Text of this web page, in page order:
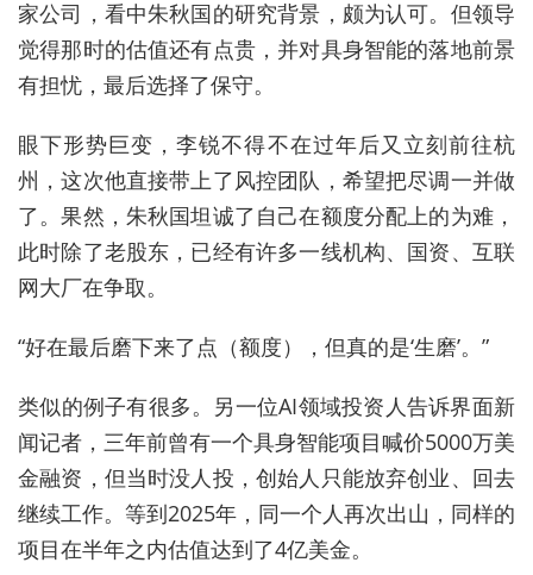
家公司，看中朱秋国的研究背景，颇为认可。但领导
觉得那时的估值还有点贵，并对具身智能的落地前景
有担忧，最后选择了保守。
眼下形势巨变，李锐不得不在过年后又立刻前往杭
州，这次他直接带上了风控团队，希望把尽调一并做
了。果然，朱秋国坦诚了自己在额度分配上的为难，
此时除了老股东，已经有许多一线机构、国资、互联
网大厂在争取。
“好在最后磨下来了点（额度），但真的是‘生磨’。”
类似的例子有很多。另一位AI领域投资人告诉界面新
闻记者，三年前曾有一个具身智能项目喊价5000万美
金融资，但当时没人投，创始人只能放弃创业、回去
继续工作。等到2025年，同一个人再次出山，同样的
项目在半年之内估值达到了4亿美金。